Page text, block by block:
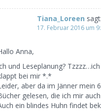
Tiana_Loreen sagt:
17. Februar 2016 um
Anna,
und Leseplanung?
bei mir *.*
aber da im Jänner mein
gelesen, die ich mir
ein blindes Huhn findet